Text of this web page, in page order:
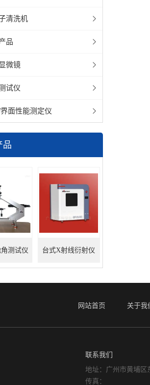
清洗机
品
微镜
试仪
面性能测定仪
品
测试仪 台式X射线衍射仪
网站首页 关于我
联系我们
地址：广州市黄埔区
传真：